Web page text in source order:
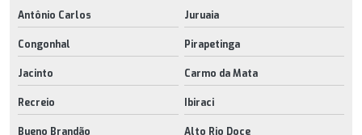
Antônio Carlos Juruaia
Congonhal Pirapetinga
Jacinto Carmo da Mata
Recreio Ibiraci
Bueno Brandão Alto Rio Doce